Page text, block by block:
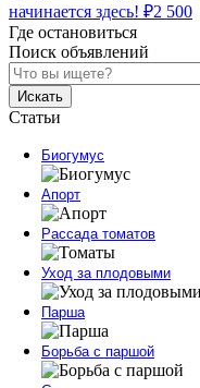
начинается здесь! ₽2 500
Где остановиться
Поиск объявлений
Искать
Статьи
Биогумус
Апорт
Рассада томатов
Уход за плодовыми
Парша
Борьба с паршой